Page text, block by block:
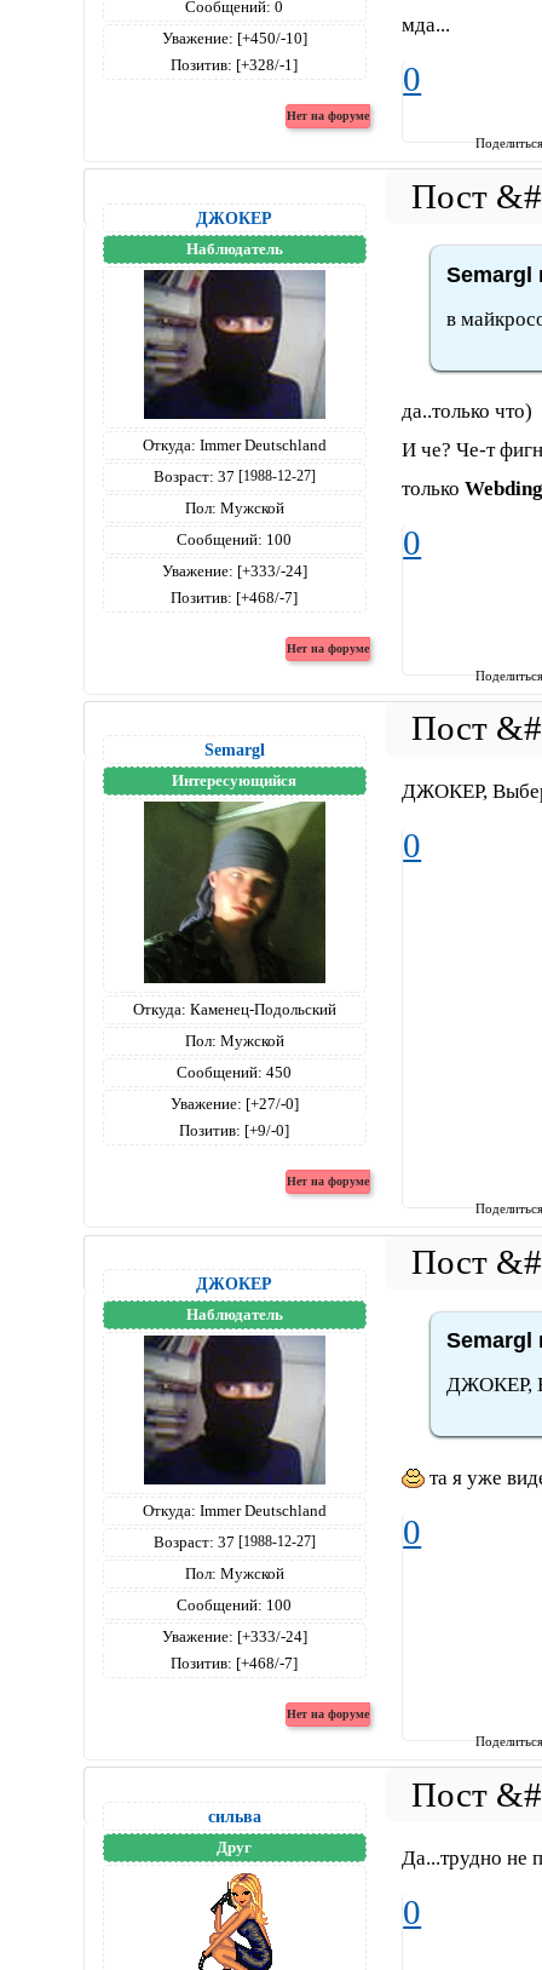
Сообщений: 0
Уважение: [+450/-10]
Позитив: [+328/-1]
мда...
0
ДЖОКЕР
Наблюдатель
Откуда: Immer Deutschland
Возраст: 37 [1988-12-27]
Пол: Мужской
Сообщений: 100
Уважение: [+333/-24]
Позитив: [+468/-7]
Semargl
в
да..только что)
И че? Че-т
только
0
Semargl
Интересующийся
Откуда: Каменец-Подольский
Пол: Мужской
Сообщений: 450
Уважение: [+27/-0]
Позитив: [+9/-0]
ДЖОКЕР,
0
ДЖОКЕР
Наблюдатель
Откуда: Immer Deutschland
Возраст: 37 [1988-12-27]
Пол: Мужской
Сообщений: 100
Уважение: [+333/-24]
Позитив: [+468/-7]
Semargl
ДЖОКЕР,
та я уже
0
сильва
Друг Да...трудно не
0